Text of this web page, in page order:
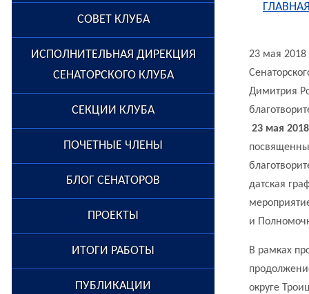
СОВЕТ КЛУБА
ИСПОЛНИТЕЛЬНАЯ ДИРЕКЦИЯ
СЕНАТОРСКОГО КЛУБА
СЕКЦИИ КЛУБА
ПОЧЕТНЫЕ ЧЛЕНЫ
БЛОГ СЕНАТОРОВ
ПРОЕКТЫ
ИТОГИ РАБОТЫ
ПУБЛИКАЦИИ
23 мая 2018
Димитрия
23 мая
датская
и
В рамках
округе